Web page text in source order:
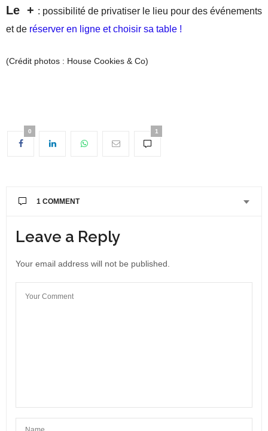
Le + : possibilité de privatiser le lieu pour des événements
et de réserver en ligne et choisir sa table !
(Crédit photos : House Cookies & Co)
0 1
1 COMMENT
Leave a Reply
Your email address will not be published.